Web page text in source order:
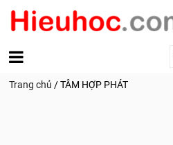
Trang chủ /TÂM HỢP PHÁT